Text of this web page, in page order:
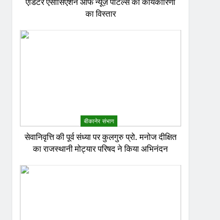
एडिटर एसोसिएशन ऑफ न्यूज़ पोर्टल्स की कार्यकारिणी
का विस्तार
बीकानेर संभाग
सेवानिवृत्ति की पूर्व संध्या पर कुलगुरु प्रो. मनोज दीक्षित
का राजस्थानी मोट्यार परिषद ने किया अभिनंदन